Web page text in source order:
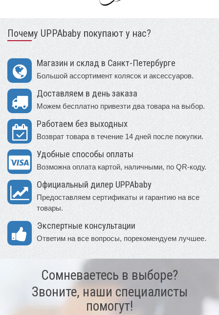
Почему UPPAbaby покупают у нас?
Магазин и склад в Санкт-Петербурге
Большой ассортимент колясок и аксессуаров.
Доставляем в день заказа
Можем бесплатно привезти два товара на выбор.
Работаем без выходных
Возврат товара в течение 14 дней после покупки.
Удобные способы оплаты
Возможна оплата картой, наличными, по QR-коду.
Официальный дилер UPPAbaby
Предоставляем сертификаты и гарантию на все
товары.
Экспертные консультации
Ответим на все вопросы, порекомендуем лучшее.
Сомневаетесь в выборе?
Звоните, наши специалисты
помогут!